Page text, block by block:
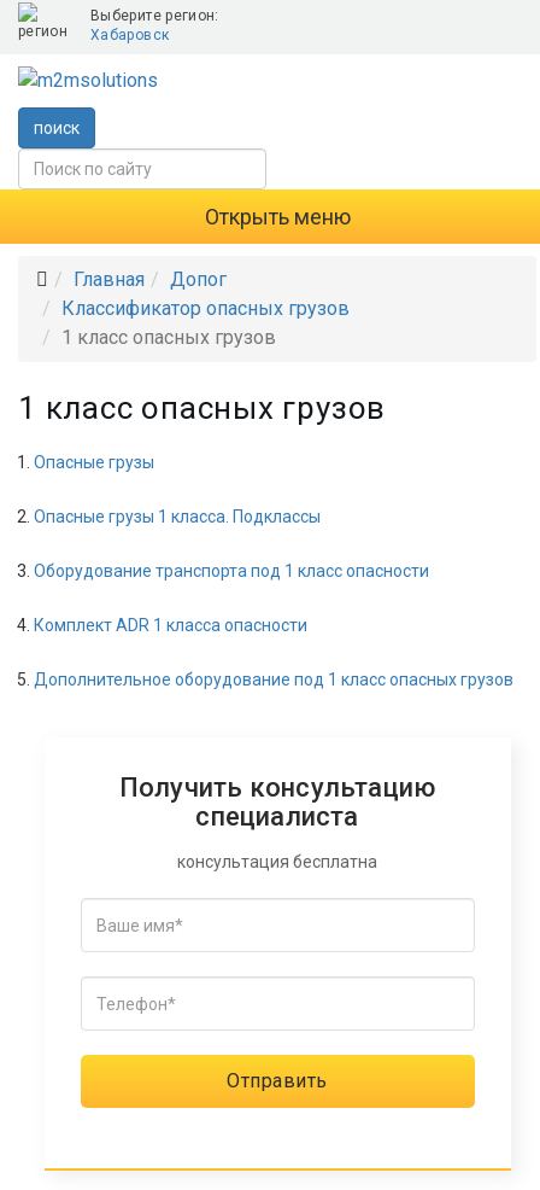
Выберите регион:
Хабаровск
поиск
Открыть меню
Главная
Допог
Классификатор опасных грузов
1 класс опасных грузов
1 класс опасных грузов
Опасные грузы
Опасные грузы 1 класса. Подклассы
Оборудование транспорта под 1 класс опасности
Комплект ADR 1 класса опасности
Дополнительное оборудование под 1 класс опасных грузов
Получить консультацию
специалиста
консультация бесплатна
Отправить